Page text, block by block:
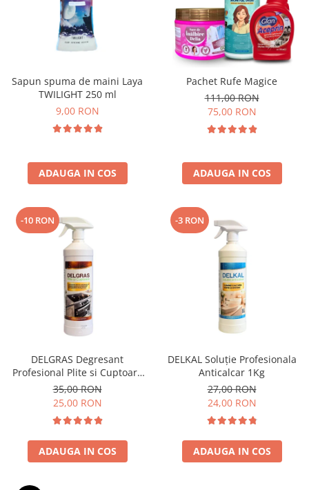
Sapun spuma de maini Laya
TWILIGHT 250 ml
9,00 RON
ADAUGA IN COS
Pachet Rufe Magice
111,00 RON
75,00 RON
ADAUGA IN COS
-10 RON
DELGRAS Degresant
Profesional Plite si Cuptoare
1L
35,00 RON
25,00 RON
ADAUGA IN COS
-3 RON
DELKAL Soluție Profesionala
Anticalcar 1Kg
27,00 RON
24,00 RON
ADAUGA IN COS